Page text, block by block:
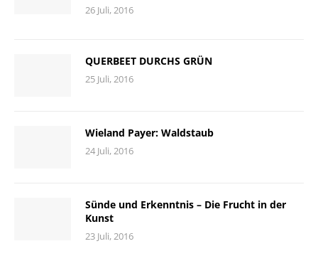
26 Juli, 2016
QUERBEET DURCHS GRÜN
25 Juli, 2016
Wieland Payer: Waldstaub
24 Juli, 2016
Sünde und Erkenntnis – Die Frucht in der
Kunst
23 Juli, 2016